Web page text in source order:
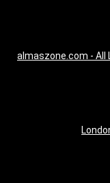
almaszone.com - All